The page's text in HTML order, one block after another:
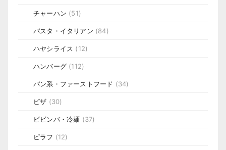
チャーハン (51)
パスタ・イタリアン (84)
ハヤシライス (12)
ハンバーグ (112)
パン系・ファーストフード (34)
ピザ (30)
ビビンバ・冷麺 (37)
ピラフ (12)